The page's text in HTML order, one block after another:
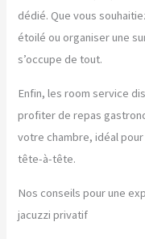
dédié. Que vous
étoilé ou organiser une
s’occupe de tout.
Enfin, les room service
profiter de repas
votre chambre, idéal
tête-à-tête.
Nos conseils pour une
jacuzzi privatif